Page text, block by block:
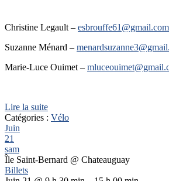
Christine Legault – esbrouffe61@gmail.com
Suzanne Ménard –
Marie-Luce Ouimet –
Lire la suite
Catégories : Vélo
Juin
21
sam
Île Saint-Bernard @ Chateauguay
Billets